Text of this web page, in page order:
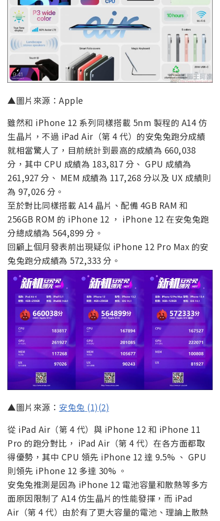
▲圖片來源：Apple
雖然和 iPhone 12 系列同樣搭載 5nm 製程的 A14 仿
生晶片，不過 iPad Air（第 4 代）的安兔兔跑分成績
就相當驚人了，目前統計到最高的成績為 660,038
分，其中 CPU 成績為 183,817 分、 GPU 成績為
261,927 分、 MEM 成績為 117,268 分以及 UX 成績則
為 97,026 分。
至於對比同樣搭載 A14 晶片、配備 4GB RAM 和
256GB ROM 的 iPhone 12 ， iPhone 12 在安兔兔跑
分總成績為 564,899 分。
回顧上個月發表前出現疑似 iPhone 12 Pro Max 的安
兔兔跑分成績為 572,333 分。
▲圖片來源： 安兔兔 (1)(2)
從 iPad Air（第 4 代）與 iPhone 12 和 iPhone 11
Pro 的跑分對比， iPad Air（第 4 代）在各方面都取
得優勢，其中 CPU 領先 iPhone 12 達 9.5% 、 GPU
則領先 iPhone 12 多達 30% 。
安兔兔推測是因為 iPhone 12 電池容量和散熱等多方
面原因限制了 A14 仿生晶片的性能發揮，而 iPad
Air（第 4 代）由於有了更大容量的電池、理論上散熱